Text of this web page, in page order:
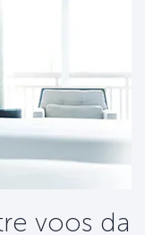
voos da